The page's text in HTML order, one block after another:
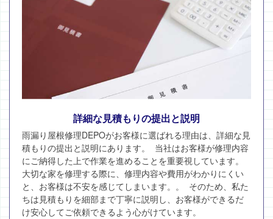
詳細な見積もりの提出と説明
雨漏り屋根修理DEPOがお客様に選ばれる理由は、詳細な見
積もりの提出と説明にあります。 当社はお客様が修理内容
にご納得した上で作業を進めることを重要視しています。
大切な家を修理する際に、修理内容や費用がわかりにくい
と、お客様は不安を感じてしまいます。。 そのため、私た
ちは見積もりを細部まで丁寧に説明し、お客様ができるだ
け安心してご依頼できるよう心がけています。